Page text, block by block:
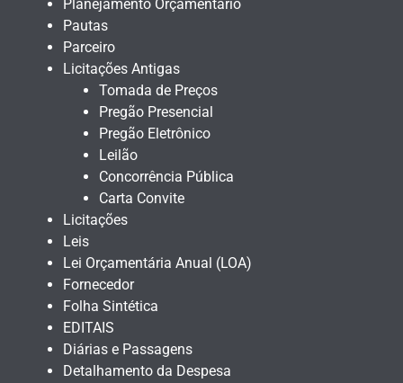
Planejamento Orçamentário
Pautas
Parceiro
Licitações Antigas
Tomada de Preços
Pregão Presencial
Pregão Eletrônico
Leilão
Concorrência Pública
Carta Convite
Licitações
Leis
Lei Orçamentária Anual (LOA)
Fornecedor
Folha Sintética
EDITAIS
Diárias e Passagens
Detalhamento da Despesa